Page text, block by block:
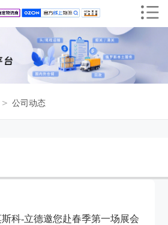
＞ 公司动态
斯科-立德邀您赴春季第一场展会